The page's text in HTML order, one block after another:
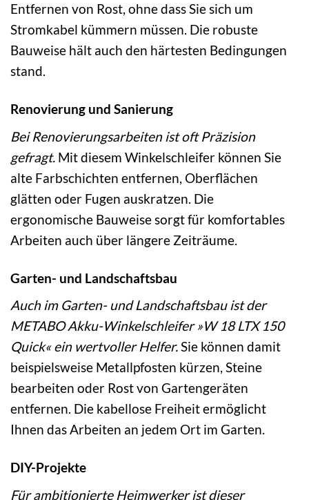
Entfernen von Rost, ohne dass Sie sich um
Stromkabel kümmern müssen. Die robuste
Bauweise hält auch den härtesten Bedingungen
stand.
Renovierung und Sanierung
Bei Renovierungsarbeiten ist oft Präzision
gefragt. Mit diesem Winkelschleifer können Sie
alte Farbschichten entfernen, Oberflächen
glätten oder Fugen auskratzen. Die
ergonomische Bauweise sorgt für komfortables
Arbeiten auch über längere Zeiträume.
Garten- und Landschaftsbau
Auch im Garten- und Landschaftsbau ist der
METABO Akku-Winkelschleifer »W 18 LTX 150
Quick« ein wertvoller Helfer.Sie können damit
beispielsweise Metallpfosten kürzen, Steine
bearbeiten oder Rost von Gartengeräten
entfernen. Die kabellose Freiheit ermöglicht
Ihnen das Arbeiten an jedem Ort im Garten.
DIY-Projekte
Für ambitionierte Heimwerker ist dieser